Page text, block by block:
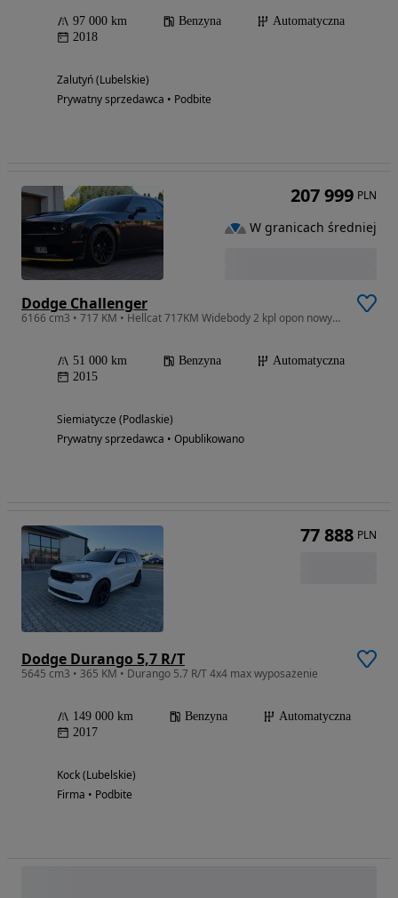
97 000 km Benzyna
Automatyczna
2018
Zalutyń (Lubelskie)
Prywatny sprzedawca • Podbite
Dodge Challenger
6166 cm3 • 717 KM • Hellcat 717KM Widebody 2 kpl opon nowych zima/lato Subwoofer Harman
51 000 km Benzyna
Automatyczna
2015
Siemiatycze (Podlaskie)
Prywatny sprzedawca • Opublikowano
207 999 PLN
W granicach średniej
Dodge Durango 5,7 R/T
5645 cm3 • 365 KM • Durango 5.7 R/T 4x4 max wyposażenie
149 000 km Benzyna
Automatyczna
2017
Kock (Lubelskie)
Firma • Podbite
77 888 PLN